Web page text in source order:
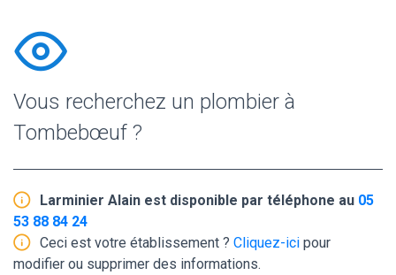
Vous recherchez un plombier à
Tombebœuf ?
Larminier Alain est disponible par téléphone au 05
53 88 84 24
Ceci est votre établissement ? Cliquez-ici pour
modifier ou supprimer des informations.